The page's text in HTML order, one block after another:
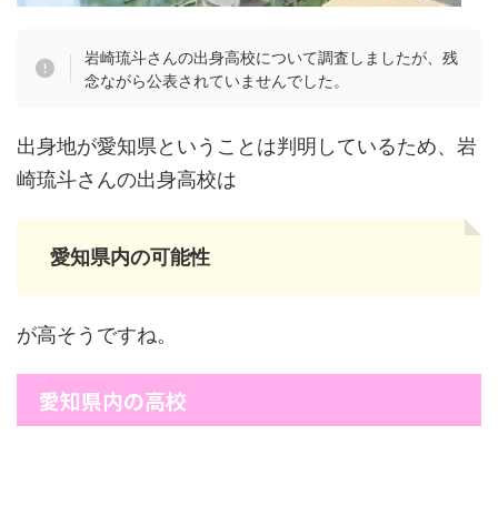
岩崎琉斗さんの出身高校について調査しましたが、残
念ながら公表されていませんでした。
出身地が愛知県ということは判明しているため、岩
崎琉斗さんの出身高校は
愛知県内の可能性
が高そうですね。
愛知県内の高校